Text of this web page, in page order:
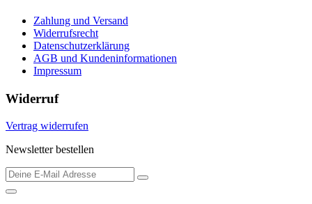
Zahlung und Versand
Widerrufsrecht
Datenschutzerklärung
AGB und Kundeninformationen
Impressum
Widerruf
Vertrag widerrufen
Newsletter bestellen